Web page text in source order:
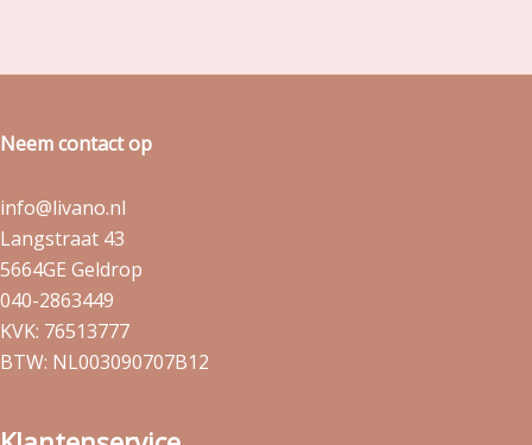
Neem contact op
info@livano.nl
Langstraat 43
5664GE Geldrop
040-2863449
KVK: 76513777
BTW: NL003090707B12